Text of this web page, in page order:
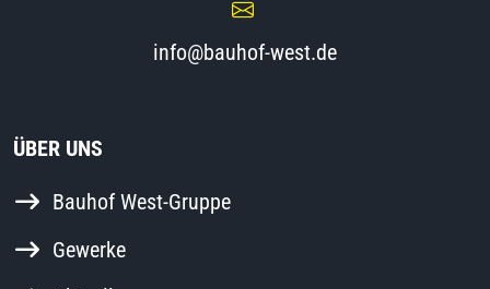
info@bauhof-west.de
ÜBER UNS
Bauhof West-Gruppe
Gewerke